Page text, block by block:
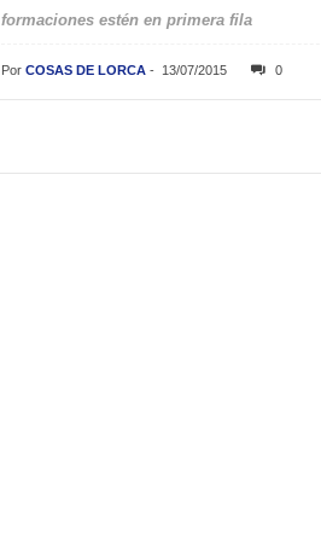
formaciones estén en primera fila
Por COSAS DE LORCA- 13/07/2015 0